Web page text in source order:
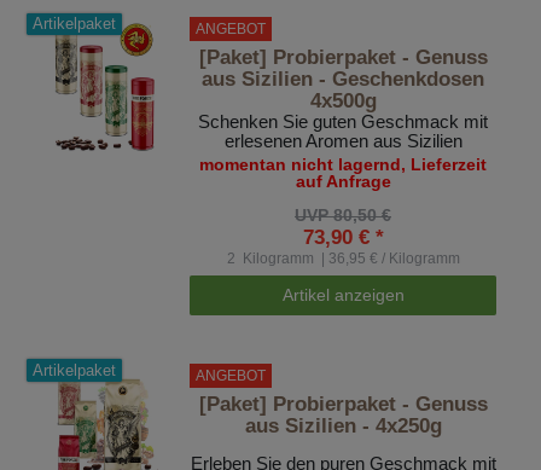
Artikelpaket ANGEBOT
[Paket] Probierpaket - Genuss
aus Sizilien - Geschenkdosen
4x500g
Schenken Sie guten Geschmack mit
erlesenen Aromen aus Sizilien
momentan nicht lagernd, Lieferzeit
auf Anfrage
UVP 80,50 €
73,90 € *
2 Kilogramm | 36,95 € / Kilogramm
Artikel anzeigen
Artikelpaket ANGEBOT
[Paket] Probierpaket - Genuss
aus Sizilien - 4x250g
Erleben Sie den puren Geschmack mit